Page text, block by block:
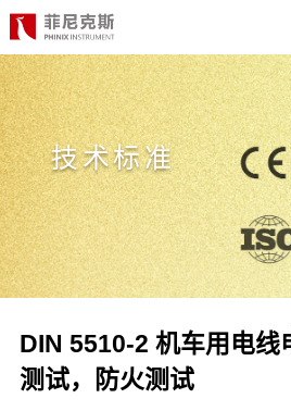
首页
产品中心
合作案例
最新动态
测试标准
技术标准
DIN 5510-2 机车用电线
测试，防火测试